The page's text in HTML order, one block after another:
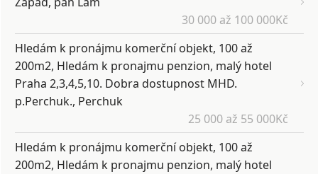
30 000 až 100 000Kč
Hledám k pronájmu komerční objekt, 100 až
200m2, Hledám k pronajmu penzion, malý hotel
Praha 2,3,4,5,10. Dobra dostupnost MHD.
p.Perchuk., Perchuk
25 000 až 55 000Kč
Hledám k pronájmu komerční objekt, 100 až
200m2, Hledám k pronajmu penzion, malý hotel